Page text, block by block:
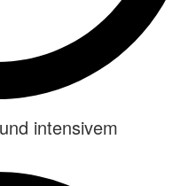
intensivem